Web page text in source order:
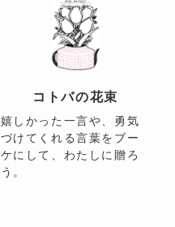
コトバの花束
嬉しかった一言や、勇気
づけてくれる言葉をブー
ケにして、わたしに贈ろ
う。